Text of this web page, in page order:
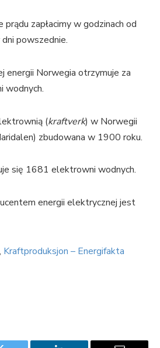
prądu zapłacimy w godzinach od
powszednie.
energii Norwegia otrzymuje za
wodnych.
(kraftverk) w Norwegii
zbudowana w 1900 roku.
się 1681 elektrowni wodnych.
energii elektrycznej jest
, Kraftproduksjon – Energifakta